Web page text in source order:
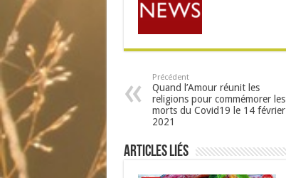
Précédent
Quand l’Amour réunit les
religions pour commémorer les
morts du Covid19 le 14 février
2021
Articles liés